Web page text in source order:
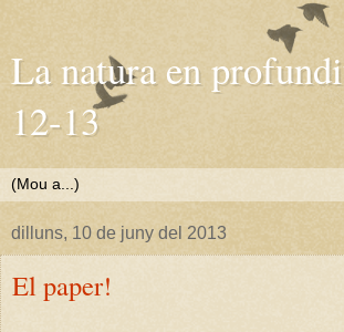
La natura en
12-13
dilluns, 10 de juny del 2013
El paper!